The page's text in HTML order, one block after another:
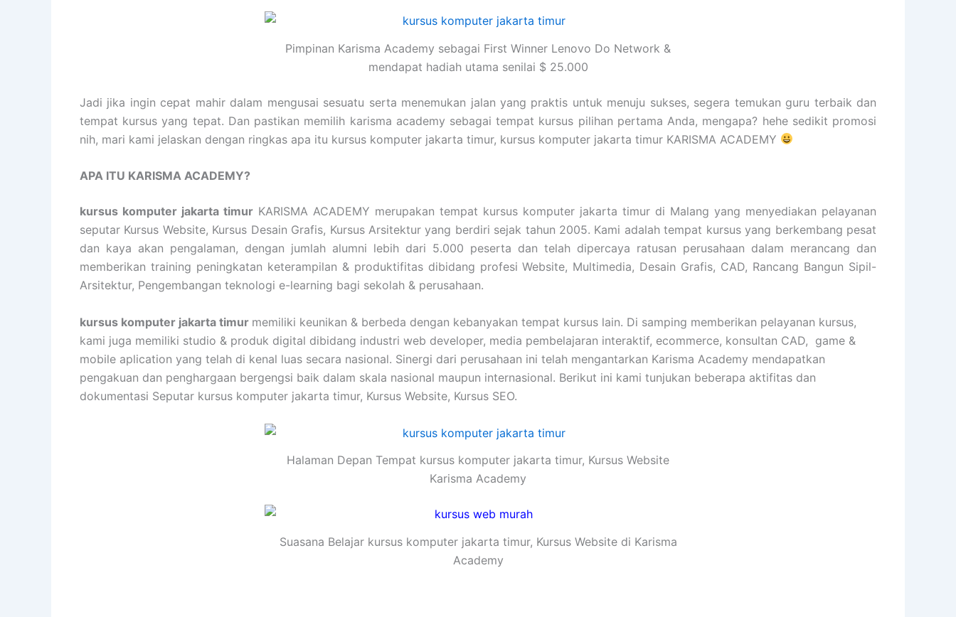
Pimpinan Karisma Academy sebagai First Winner Lenovo Do Network &
mendapat hadiah utama senilai $ 25.000
Jadi jika ingin cepat mahir dalam mengusai sesuatu serta menemukan jalan yang praktis untuk menuju sukses, segera temukan guru terbaik dan
tempat kursus yang tepat. Dan pastikan memilih karisma academy sebagai tempat kursus pilihan pertama Anda, mengapa? hehe sedikit promosi
nih, mari kami jelaskan dengan ringkas apa itu kursus komputer jakarta timur, kursus komputer jakarta timur KARISMA ACADEMY
APA ITU KARISMA ACADEMY?
kursus komputer jakarta timur KARISMA ACADEMY merupakan tempat kursus komputer jakarta timur di Malang yang menyediakan pelayanan
seputar Kursus Website, Kursus Desain Grafis, Kursus Arsitektur yang berdiri sejak tahun 2005. Kami adalah tempat kursus yang berkembang pesat
dan kaya akan pengalaman, dengan jumlah alumni lebih dari 5.000 peserta dan telah dipercaya ratusan perusahaan dalam merancang dan
memberikan training peningkatan keterampilan & produktifitas dibidang profesi Website, Multimedia, Desain Grafis, CAD, Rancang Bangun Sipil-
Arsitektur, Pengembangan teknologi e-learning bagi sekolah & perusahaan.
kursus komputer jakarta timur memiliki keunikan & berbeda dengan kebanyakan tempat kursus lain. Di samping memberikan pelayanan kursus,
kami juga memiliki studio & produk digital dibidang industri web developer, media pembelajaran interaktif, ecommerce, konsultan CAD, game &
mobile aplication yang telah di kenal luas secara nasional. Sinergi dari perusahaan ini telah mengantarkan Karisma Academy mendapatkan
pengakuan dan penghargaan bergengsi baik dalam skala nasional maupun internasional. Berikut ini kami tunjukan beberapa aktifitas dan
dokumentasi Seputar kursus komputer jakarta timur, Kursus Website, Kursus SEO.
Halaman Depan Tempat kursus komputer jakarta timur, Kursus Website
Karisma Academy
Suasana Belajar kursus komputer jakarta timur, Kursus Website di Karisma
Academy